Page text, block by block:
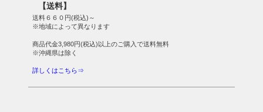
【送料】
送料６６０円(税込)～
※地域によって異なります
商品代金3,980円(税込)以上のご購入で送料無料
※沖縄県は除く
詳しくはこちら⇒